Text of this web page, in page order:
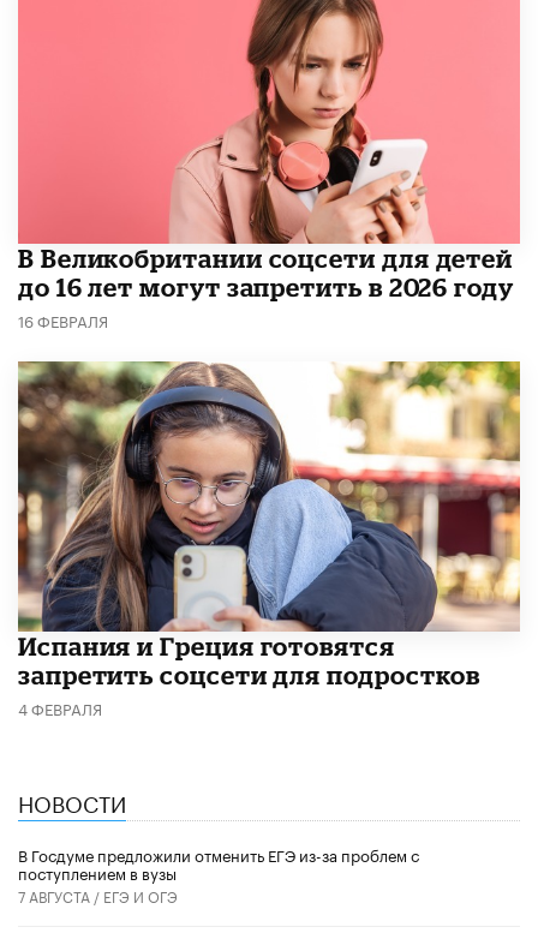
В Великобритании соцсети для детей
до 16 лет могут запретить в 2026 году
16 ФЕВРАЛЯ
Испания и Греция готовятся
запретить соцсети для подростков
4 ФЕВРАЛЯ
НОВОСТИ
В Госдуме предложили отменить ЕГЭ из-за проблем с
поступлением в вузы
7 АВГУСТА / ЕГЭ И ОГЭ